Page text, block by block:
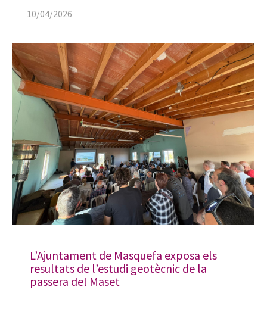
10/04/2026
L’Ajuntament de Masquefa exposa els
resultats de l’estudi geotècnic de la
passera del Maset